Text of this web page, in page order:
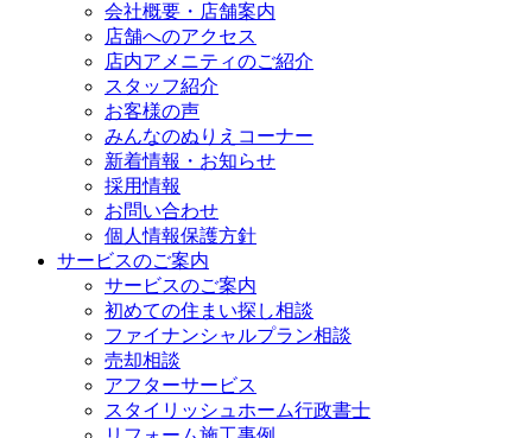
会社概要・店舗案内
店舗へのアクセス
店内アメニティのご紹介
スタッフ紹介
お客様の声
みんなのぬりえコーナー
新着情報・お知らせ
採用情報
お問い合わせ
個人情報保護方針
サービスのご案内
サービスのご案内
初めての住まい探し相談
ファイナンシャルプラン相談
売却相談
アフターサービス
スタイリッシュホーム行政書士